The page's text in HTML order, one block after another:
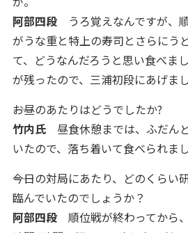
阿部四段うろ覚えなんですが、
がうな重と特上の寿司とさらにう
て、どうなんだろうと思い食べま
が残ったので、三浦初段にあげまし
――お昼のあたりはどうでしたか?
竹内氏昼食休憩までは、ふだん
いたので、落ち着いて食べられまし
――今日の対局にあたり、どのくら
臨んでいたのでしょうか？
阿部四段順位戦が終わってから